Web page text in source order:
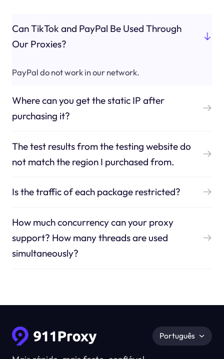
Can TikTok and PayPal Be Used Through
Our Proxies?
PayPal do not work in our network.
Where can you get the static IP after
purchasing it?
The test results from the testing website do
not match the region I purchased from.
Is the traffic of each package restricted?
How much concurrency can your proxy
support? How many threads are used
simultaneously?
Português